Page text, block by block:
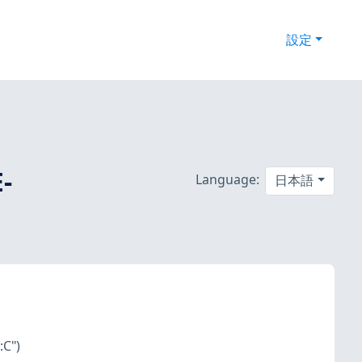
設定
Language: 日本語